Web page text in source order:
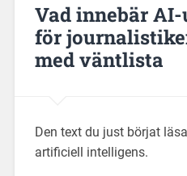
Vad innebär
för
med väntlista
Den text du just börjat
artificiell intelligens.